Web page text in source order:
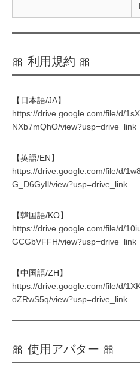
🎀 利用規約 🎀
【日本語/JA】
https://drive.google.com/file/d/
NXb7mQhO/view?usp=drive_link
【英語/EN】
https://drive.google.com/file/d/
G_D6GyIl/view?usp=drive_link
【韓国語/KO】
https://drive.google.com/file/d/
GCGbVFFH/view?usp=drive_link
【中国語/ZH】
https://drive.google.com/file/d/
oZRwS5q/view?usp=drive_link
🎀 使用アバター 🎀